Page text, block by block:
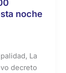
noche
La
decreto